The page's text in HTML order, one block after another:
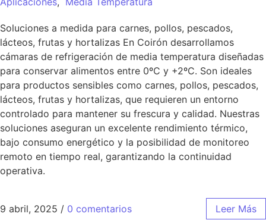
Soluciones a medida para carnes, pollos, pescados,
lácteos, frutas y hortalizas En Coirón desarrollamos
cámaras de refrigeración de media temperatura diseñadas
para conservar alimentos entre 0ºC y +2ºC. Son ideales
para productos sensibles como carnes, pollos, pescados,
lácteos, frutas y hortalizas, que requieren un entorno
controlado para mantener su frescura y calidad. Nuestras
soluciones aseguran un excelente rendimiento térmico,
bajo consumo energético y la posibilidad de monitoreo
remoto en tiempo real, garantizando la continuidad
operativa.
9 abril, 2025 / 0 comentarios Leer Más